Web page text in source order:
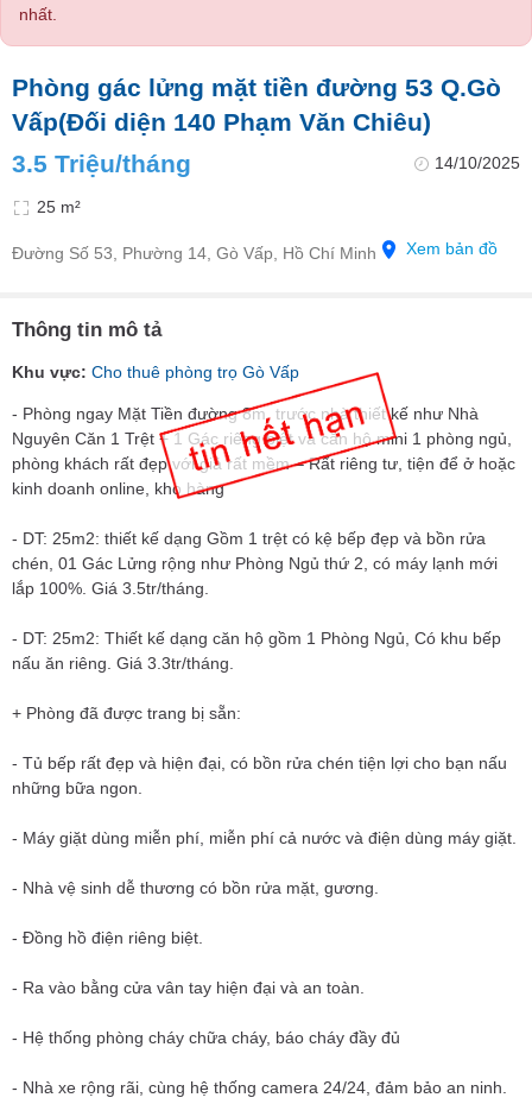
nhất.
Phòng gác lửng mặt tiền đường 53 Q.Gò
Vấp(Đối diện 140 Phạm Văn Chiêu)
3.5 Triệu/tháng
14/10/2025
25 m²
Đường Số 53, Phường 14, Gò Vấp, Hồ Chí Minh Xem bản đồ
Thông tin mô tả
Khu vực: Cho thuê phòng trọ Gò Vấp
- Phòng ngay Mặt Tiền đường 8m, trước nhà thiết kế như Nhà
Nguyên Căn 1 Trệt + 1 Gác riêng biệt và căn hộ mini 1 phòng ngủ,
phòng khách rất đẹp với giá rất mềm – Rất riêng tư, tiện để ở hoặc
kinh doanh online, kho hàng
- DT: 25m2: thiết kế dạng Gồm 1 trệt có kệ bếp đẹp và bồn rửa
chén, 01 Gác Lửng rộng như Phòng Ngủ thứ 2, có máy lạnh mới
lắp 100%. Giá 3.5tr/tháng.
- DT: 25m2: Thiết kế dạng căn hộ gồm 1 Phòng Ngủ, Có khu bếp
nấu ăn riêng. Giá 3.3tr/tháng.
+ Phòng đã được trang bị sẵn:
- Tủ bếp rất đẹp và hiện đại, có bồn rửa chén tiện lợi cho bạn nấu
những bữa ngon.
- Máy giặt dùng miễn phí, miễn phí cả nước và điện dùng máy giặt.
- Nhà vệ sinh dễ thương có bồn rửa mặt, gương.
- Đồng hồ điện riêng biệt.
- Ra vào bằng cửa vân tay hiện đại và an toàn.
- Hệ thống phòng cháy chữa cháy, báo cháy đầy đủ
- Nhà xe rộng rãi, cùng hệ thống camera 24/24, đảm bảo an ninh.